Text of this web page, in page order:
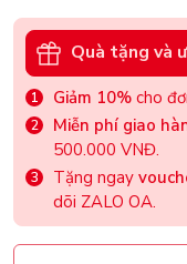
Quà tặng và
Giảm 10% cho
Miễn phí giao
500.000 VNĐ.
Tặng ngay
dõi ZALO OA.